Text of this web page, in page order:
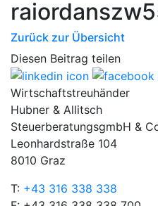
Zurück zur Übersicht
Diesen Beitrag teilen
Wirtschaftstreuhänder
Hubner & Allitsch
SteuerberatungsgmbH &
Leonhardstraße 104
8010 Graz
T: +43 316 338 338